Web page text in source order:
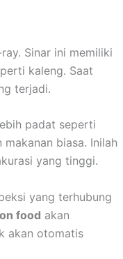
Sinar ini memiliki
kaleng. Saat
terjadi.
padat seperti
biasa. Inilah
yang tinggi.
yang terhubung
food akan
akan otomatis